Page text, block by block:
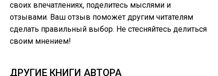
своих впечатлениях, поделитесь мыслями и
отзывами. Ваш отзыв поможет другим читателям
сделать правильный выбор. Не стесняйтесь делиться
своим мнением!
ДРУГИЕ КНИГИ АВТОРА